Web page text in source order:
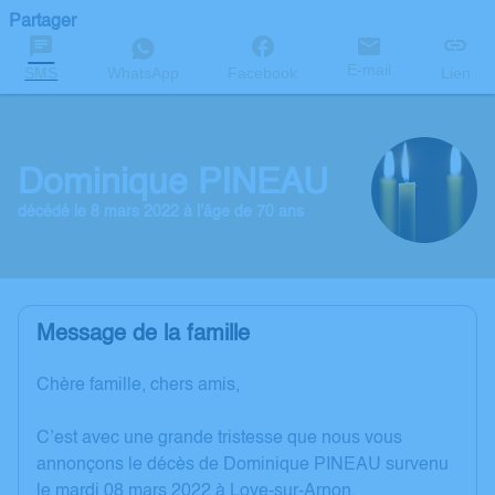
Partager
SMS WhatsApp Facebook E-mail Lien
Dominique PINEAU
décédé le 8 mars 2022 à l'âge de 70 ans
Message de la famille
Chère famille, chers amis,
C’est avec une grande tristesse que nous vous
annonçons le décès de Dominique PINEAU survenu